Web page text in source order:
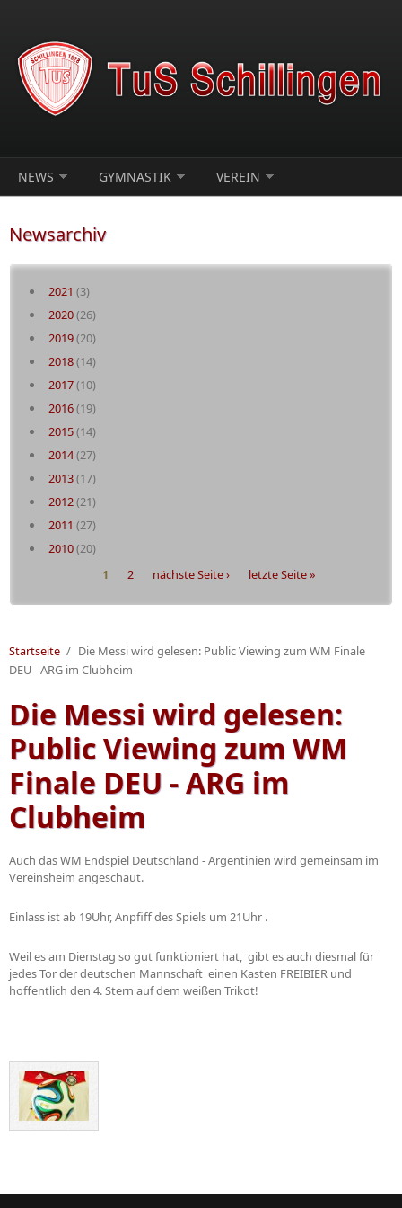
NEWS GYMNASTIK VEREIN
Newsarchiv
2021 (3)
2020(26)
2019(20)
2018(14)
2017(10)
2016(19)
2015(14)
2014(27)
2013(17)
2012(21)
2011 (27)
2010(20)
1 2 nächste Seite › letzte Seite »
Startseite / Die Messi wird gelesen: Public Viewing zum WM Finale
DEU - ARG im Clubheim
Die Messi wird gelesen:
Public Viewing zum WM
Finale DEU - ARG im
Clubheim
Auch das WM Endspiel Deutschland - Argentinien wird gemeinsam im
Vereinsheim angeschaut.
Einlass ist ab 19Uhr, Anpfiff des Spiels um 21Uhr .
Weil es am Dienstag so gut funktioniert hat, gibt es auch diesmal für
jedes Tor der deutschen Mannschaft einen Kasten FREIBIER und
hoffentlich den 4. Stern auf dem weißen Trikot!